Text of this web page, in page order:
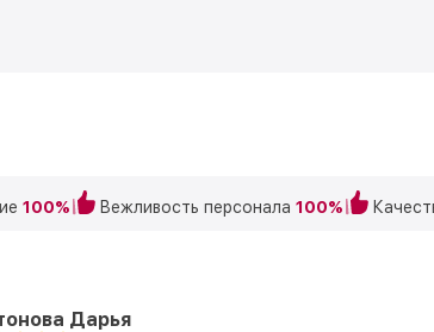
100% Вежливость персонала 100%
Дарья